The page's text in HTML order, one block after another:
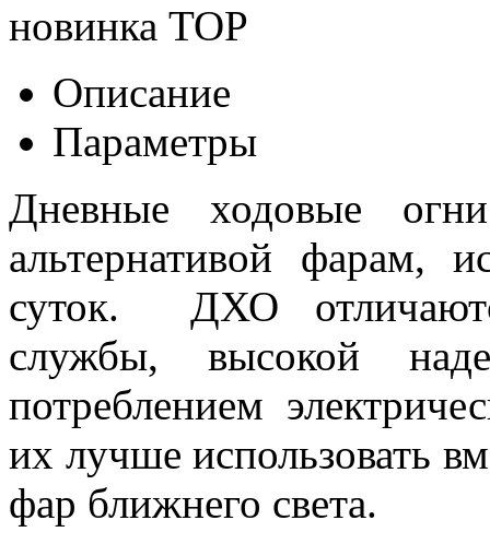
новинка TOP
Описание
Параметры
Дневные ходовые
альтернативой фарам,
суток. ДХО
службы, высокой
потреблением
их лучше использовать
фар ближнего света.